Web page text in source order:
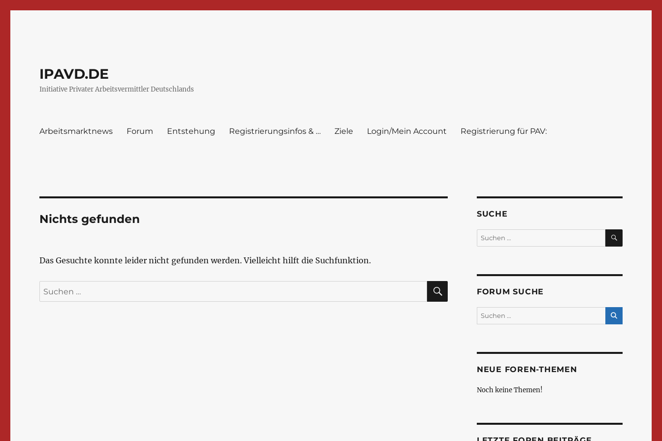
IPAVD.DE
Initiative Privater Arbeitsvermittler Deutschlands
Arbeitsmarktnews Forum Entstehung Registrierungsinfos & … Ziele Login/Mein Account Registrierung für PAV:
Nichts gefunden
Das Gesuchte konnte leider nicht gefunden werden. Vielleicht hilft die Suchfunktion.
Suchen
nach:
SUCHEN
SUCHE
Suchen
nach:
SUCHEN
FORUM SUCHE
NEUE FOREN-THEMEN
Noch keine Themen!